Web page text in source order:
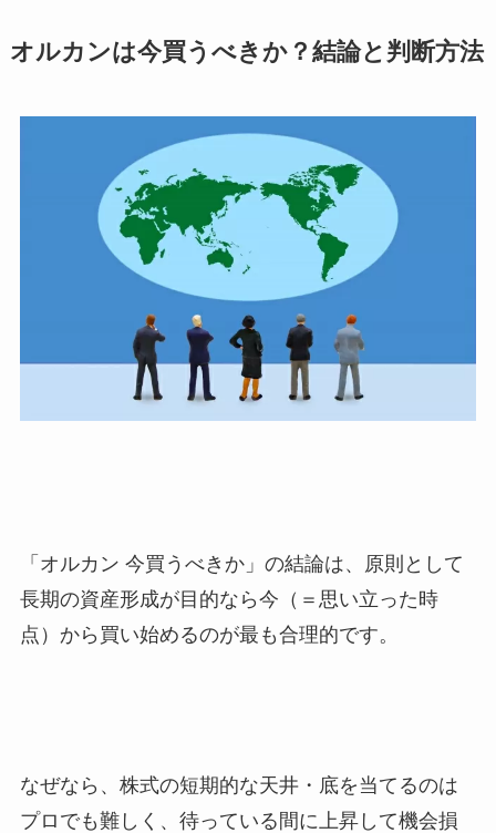
オルカンは今買うべきか？結論と判断方法
「オルカン 今買うべきか」の結論は、原則として
長期の資産形成が目的なら今（＝思い立った時
点）から買い始めるのが最も合理的です。
なぜなら、株式の短期的な天井・底を当てるのは
プロでも難しく、待っている間に上昇して機会損